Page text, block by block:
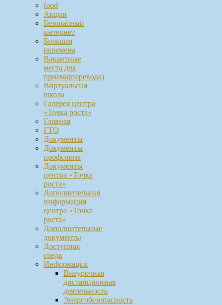
food
Акции
Безопасный
интернет
Большая
перемена
Вакантные
места для
приема(перевода)
Виртуальная
школа
Галерея центра
«Точка роста»
Главная
ГТО
Документы
Документы
профсоюза
Документы
центра «Точка
роста»
Дополнительная
информация
центра «Точка
роста»
Дополнительные
документы
Доступная
среда
Информация
Внеурочная
дистанционная
деятельность
Энергобезопасность